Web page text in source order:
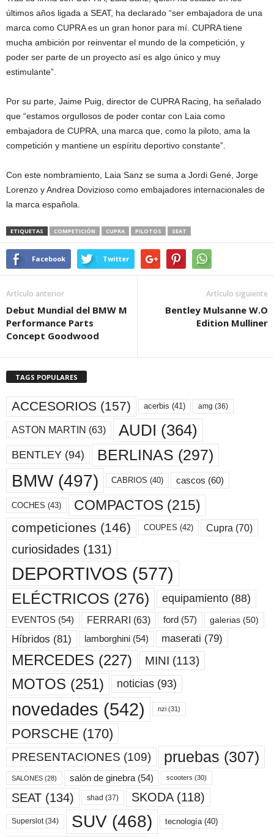
últimos años ligada a SEAT, ha declarado “ser embajadora de una
marca como CUPRA es un gran honor para mí. CUPRA tiene
mucha ambición por reinventar el mundo de la competición, y
poder ser parte de un proyecto así es algo único y muy
estimulante”.
Por su parte, Jaime Puig, director de CUPRA Racing, ha señalado
que “estamos orgullosos de poder contar con Laia como
embajadora de CUPRA, una marca que, como la piloto, ama la
competición y mantiene un espíritu deportivo constante”.
Con este nombramiento, Laia Sanz se suma a Jordi Gené, Jorge
Lorenzo y Andrea Dovizioso como embajadores internacionales de
la marca española.
ETIQUETAS COMPETICIÓN CUPRA PILOTOS SEAT
Facebook Twitter
Artículo anterior
Debut Mundial del BMW M
Performance Parts
Concept Goodwood
Artículo siguiente
Bentley Mulsanne W.O
Edition Mulliner
TAGS POPULARES
ACCESORIOS (157) acerbis (41) amg (36)
ASTON MARTIN (63) AUDI (364)
BENTLEY (94) BERLINAS (297)
BMW(497) CABRIOS (40) cascos (60)
COCHES (43) COMPACTOS (215)
competiciones (146) COUPES (42) Cupra (70)
curiosidades (131)
DEPORTIVOS (577)
ELÉCTRICOS (276) equipamiento (88)
EVENTOS (54) FERRARI (63) ford (57) galerias (50)
Híbridos (81) lamborghini (54) maserati (79)
MERCEDES (227) MINI (113)
MOTOS (251) noticias (93)
novedades (542) nzi (31)
PORSCHE (170)
PRESENTACIONES (109) pruebas (307)
SALONES (28) salón de ginebra (54) scooters (30)
SEAT (134) shad (37) SKODA(118)
Superslot(34) SUV (468) tecnología (40)